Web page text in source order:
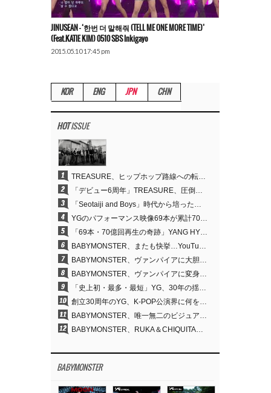
JINUSEAN – ‘한번 더 말해줘 (TELL ME ONE MORE TIME)’
(feat.KATIE KIM) 0510 SBS Inkigayo
2015.05.10 17:45 pm
KOR ENG JPN CHN
HOTISSUE
1 TREASURE、ヒップホップ路線への転換が的中…デビュー6周年でさらなる飛躍
2 「デビュー6周年」TREASURE、圧倒的な実力で証明した「YGの宝」の真価
3 「Seotaiji and Boys」時代から培ったダンスDNA…YANG HYUN SUK、YGのパフォーマンスビデオ70億回再生の原点
4 YGのパフォーマンス映像69本が累計70億回再生…YANG HYUN SUKの制作哲学が実を結ぶ
5 「69本・70億回再生の奇跡」YANG HYUN SUK、YGのパフォーマンスビデオを100％自ら手掛けた理由
6 BABYMONSTER、またも快挙…YouTubeワールドワイドトレンドで1位に
7 BABYMONSTER、ヴァンパイアに大胆変身…YouTubeトレンド1位を獲得
8 BABYMONSTER、ヴァンパイアに変身…「MOON」で3か月にわたるプロジェクトを締めくくる
9 「史上初・最多・最短」YG、30年の揺るぎない信念が切り開いたK-POPツアーの新境地
10 創立30周年のYG、K-POP公演界に何を残したのか
11 BABYMONSTER、唯一無二のビジュアルと圧倒的な表現力…『MOON』
12 BABYMONSTER、RUKA＆CHIQUITAの「MOON」ビジュアルを公開…洗練されたカリスマ性・ユニークなビジュアル
BABYMONSTER